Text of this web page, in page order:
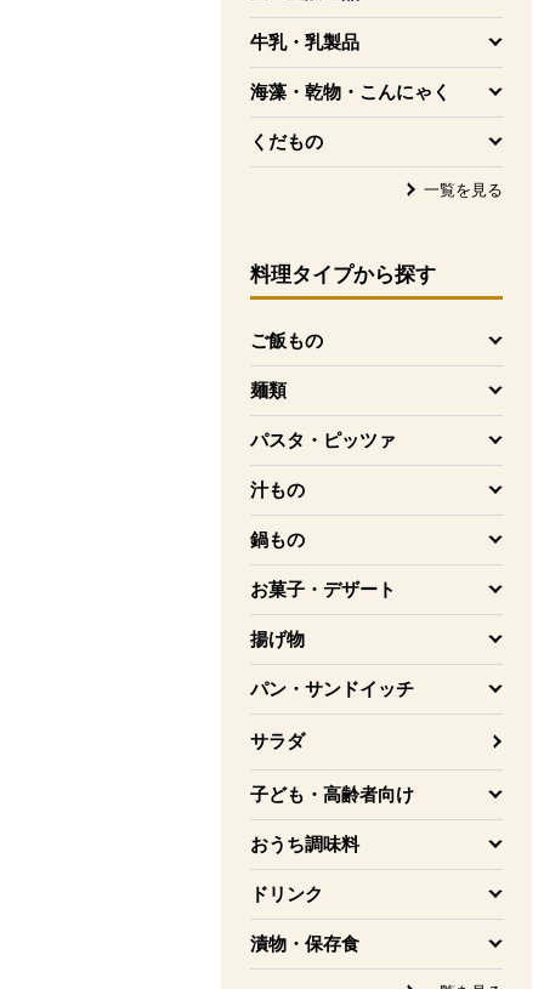
牛乳・乳製品
を開く
海藻・乾物・こんにゃく
を開く
くだもの
を開く
一覧を見る
料理タイプから探す
ご飯もの
を開く
麺類
を開く
パスタ・ピッツァ
を開く
汁もの
を開く
鍋もの
を開く
お菓子・デザート
を開く
揚げ物
を開く
パン・サンドイッチ
を開く
サラダ
子ども・高齢者向け
を開く
おうち調味料
を開く
ドリンク
を開く
漬物・保存食
を開く